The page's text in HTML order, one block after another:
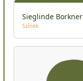
Sieglinde Borkner
Színek